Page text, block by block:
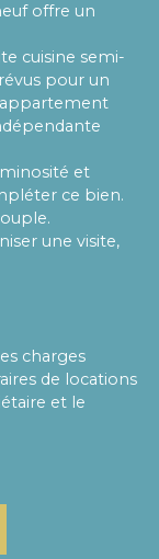
offre un
cuisine semi-
pour un
et
ce bien.
une visite,
charges
de locations
et le